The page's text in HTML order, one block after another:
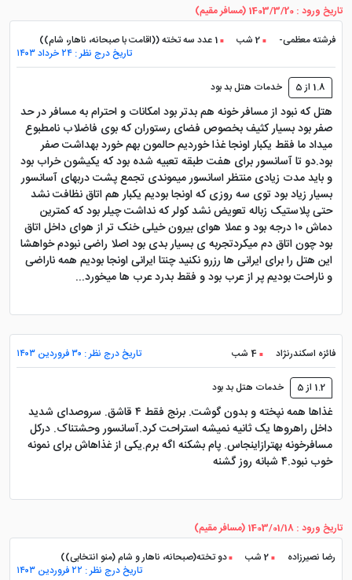
تاریخ ورود : 1403/3/20 (مسافر مقیم)
فرشته معظمی-
2 شب
1 عدد سه تخته ((اقامت با صبحانه، ناهار، شام))
تاریخ درج نظر : ۲۴ خرداد ۱۴۰۳
1.8 از 5 خدمات هتل بد بود
هتل که نبود از مسافر خونه هم بدتر بود امکانات و احترام به مسافر در حد
صفر بود بسیار کثیف بخصوص فضای رستوران که بوی فاضلاب نامطبوع
میداد ما فقط یکبار اونجا غذا خوردیم حالمون بهم خورد بهداشت صفر
بود.دو تا آسانسور برای هفت طبقه تعبیه شده بود که یکیشون خراب بود
و باید مدت زیادی منتظر اسانسور میموندی تجمع پشت دربهای آسانسور
بسیار زیاد بود توی سه روزی که اونجا بودیم یکبار هم اتاق نظافت نشد
حتی پلاستیک زباله تعویض نشد کولر که نداشت چیلر بود که کمترین
دماش ۱۰ درجه بود و عملا هوای بیرون خیلی خنک تر از هوای داخل اتاق
بود چون اتاق دم میکردتجربه ی بسیار بدی بود اصلا راضی نبودم خواهشا
این هتل را برای ایرانی ها رزرو نکنید چنتا ایرانی اونجا بودیم همه ناراضی
و ناراحت بودیم پر از عرب بود و فقط بدرد عرب ها میخورد...
فائزه اسکندرنژاد 4 شب تاریخ درج نظر : ۳۰ فروردین ۱۴۰۳
1.2 از 5 خدمات هتل بد بود
غذاها همه نپخته و بدون گوشت. برنج فقط ۴ قاشق. سروصدای شدید
داخل راهروها یک ثانیه نمیشه استراحت کرد.آسانسور وحشتناک. درکل
مسافرخونه بهترازاینجاس. پام بشکنه اگه برم.یکی از غذاهاش برای نمونه
خوب نبود.۴ شبانه روز گشنه
تاریخ ورود : 1403/01/18 (مسافر مقیم)
رضا نصیرزاده
2 شب
دو تخته(صبحانه، ناهار و شام (منو انتخابی))
تاریخ درج نظر : ۲۲ فروردین ۱۴۰۳